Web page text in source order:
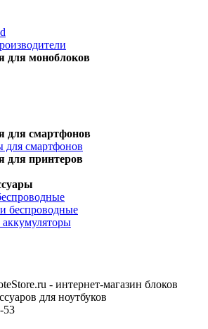
для моноблоков
для смартфонов
для смартфонов
для принтеров
беспроводные
- интернет-магазин блоков
для ноутбуков
53